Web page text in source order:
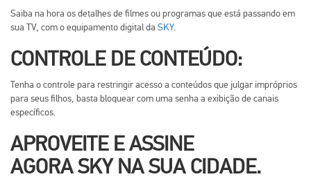
Saiba na hora os detalhes de filmes ou programas que está passando em
sua TV, com o equipamento digital da SKY.
CONTROLE DE CONTEÚDO:
Tenha o controle para restringir acesso a conteúdos que julgar impróprios
para seus filhos, basta bloquear com uma senha a exibição de canais
específicos.
APROVEITE E ASSINE
AGORASKYNA SUA CIDADE.